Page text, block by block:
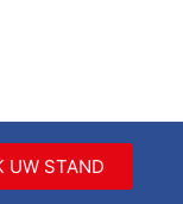
UW STAND